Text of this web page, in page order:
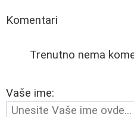
Komentari
Trenutno nema
Vaše ime: